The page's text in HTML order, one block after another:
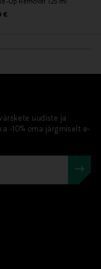
Up Remover 125 ml
Price
€
uudiste ja
-10% oma järgmiselt e-